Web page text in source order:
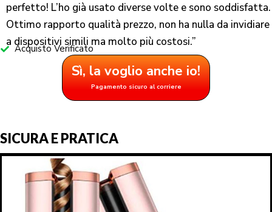
perfetto! L’ho già usato diverse volte e sono soddisfatta.
Ottimo rapporto qualità prezzo, non ha nulla da invidiare
a dispositivi simili ma molto più costosi.”
Acquisto Verificato
Sì, la voglio anche io!
Pagamento sicuro al corriere
SICURA E PRATICA